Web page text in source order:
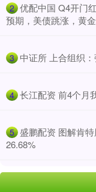
2 优配中国 Q4开门
预期，美债跳涨，黄
3 中证所 上合组织
4 长江配资 前4个月
5 盛鹏配资 图解肯
26.68%